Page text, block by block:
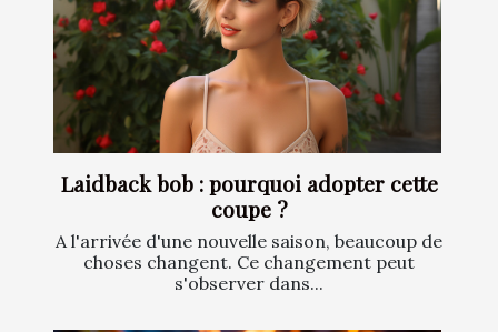
Laidback bob : pourquoi adopter cette
coupe ?
A l'arrivée d'une nouvelle saison, beaucoup de
choses changent. Ce changement peut
s'observer dans...